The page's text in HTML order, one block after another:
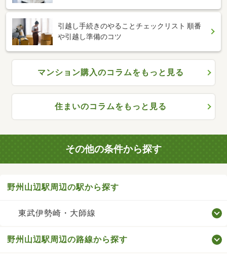
引越し手続きのやることチェックリスト 順番
や引越し準備のコツ
マンション購入のコラムをもっと見る
住まいのコラムをもっと見る
その他の条件から探す
野州山辺駅周辺の駅から探す
東武伊勢崎・大師線
野州山辺駅周辺の路線から探す